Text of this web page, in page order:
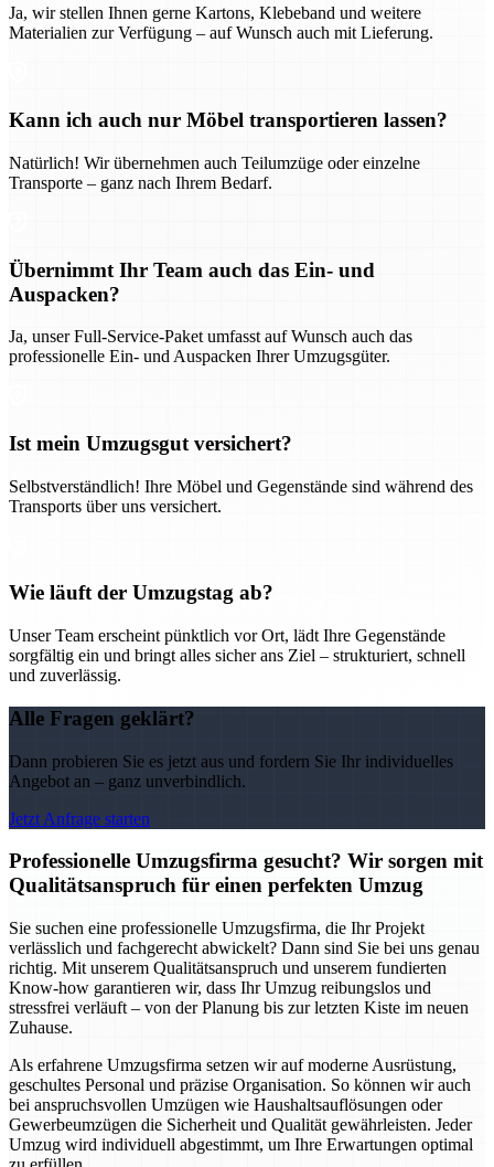
Ja, wir stellen Ihnen gerne Kartons, Klebeband und weitere
Materialien zur Verfügung – auf Wunsch auch mit Lieferung.
Kann ich auch nur Möbel transportieren lassen?
Natürlich! Wir übernehmen auch Teilumzüge oder einzelne
Transporte – ganz nach Ihrem Bedarf.
Übernimmt Ihr Team auch das Ein- und
Auspacken?
Ja, unser Full-Service-Paket umfasst auf Wunsch auch das
professionelle Ein- und Auspacken Ihrer Umzugsgüter.
Ist mein Umzugsgut versichert?
Selbstverständlich! Ihre Möbel und Gegenstände sind während des
Transports über uns versichert.
Wie läuft der Umzugstag ab?
Unser Team erscheint pünktlich vor Ort, lädt Ihre Gegenstände
sorgfältig ein und bringt alles sicher ans Ziel – strukturiert, schnell
und zuverlässig.
Alle Fragen geklärt?
Dann probieren Sie es jetzt aus und fordern Sie Ihr individuelles
Angebot an – ganz unverbindlich.
Jetzt Anfrage starten
Professionelle Umzugsfirma gesucht? Wir sorgen mit
Qualitätsanspruch für einen perfekten Umzug
Sie suchen eine professionelle Umzugsfirma, die Ihr Projekt
verlässlich und fachgerecht abwickelt? Dann sind Sie bei uns genau
richtig. Mit unserem Qualitätsanspruch und unserem fundierten
Know-how garantieren wir, dass Ihr Umzug reibungslos und
stressfrei verläuft – von der Planung bis zur letzten Kiste im neuen
Zuhause.
Als erfahrene Umzugsfirma setzen wir auf moderne Ausrüstung,
geschultes Personal und präzise Organisation. So können wir auch
bei anspruchsvollen Umzügen wie Haushaltsauflösungen oder
Gewerbeumzügen die Sicherheit und Qualität gewährleisten. Jeder
Umzug wird individuell abgestimmt, um Ihre Erwartungen optimal